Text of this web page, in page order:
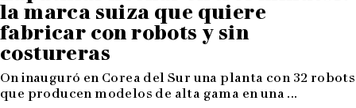
la marca suiza que quiere
fabricar con robots y sin
costureras
On inauguró en Corea del Sur una planta con 32 robots
que producen modelos de alta gama en una ...